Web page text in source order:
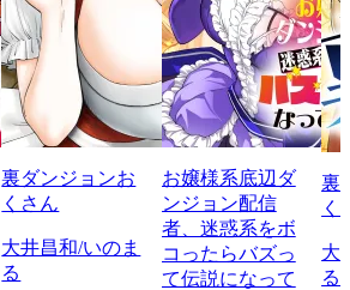
裏ダンジョンお
くさん
大井昌和/いのま
る
お嬢様系底辺ダ
ンジョン配信
者、迷惑系をボ
コったらバズっ
て伝説になって
裏
く
大
る